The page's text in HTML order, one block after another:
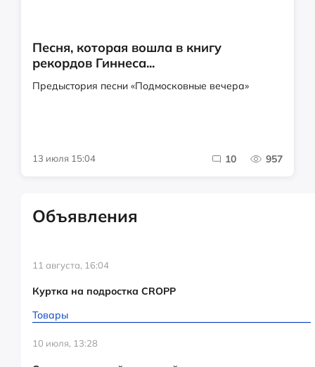
Песня, которая вошла в книгу
рекордов Гиннеса...
Предыстория песни «Подмосковные вечера»
13 июля 15:04 10 957
Объявления
11 августа, 16:04
Куртка на подростка CROPP
Товары
10 июля, 13:28